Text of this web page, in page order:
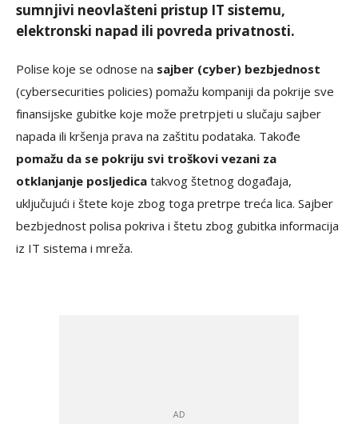
sumnjivi neovlašteni pristup IT sistemu,
elektronski napad ili povreda privatnosti.
Polise koje se odnose na sajber (cyber) bezbjednost
(cybersecurities policies) pomažu kompaniji da pokrije sve
finansijske gubitke koje može pretrpjeti u slučaju sajber
napada ili kršenja prava na zaštitu podataka. Takođe
pomažu da se pokriju svi troškovi vezani za
otklanjanje posljedica takvog štetnog događaja,
uključujući i štete koje zbog toga pretrpe treća lica. Sajber ​​
bezbjednost polisa pokriva i štetu zbog gubitka informacija
iz IT sistema i mreža.